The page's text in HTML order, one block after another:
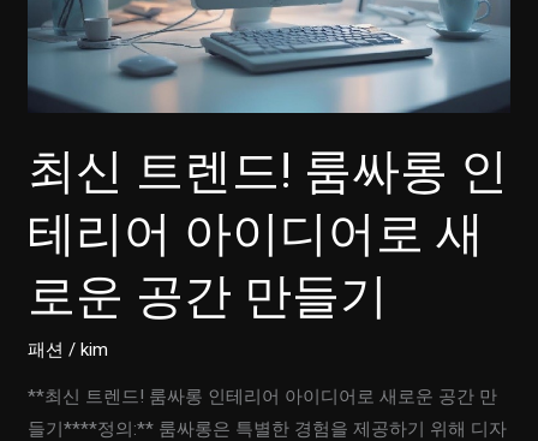
최신 트렌드! 룸싸롱 인
테리어 아이디어로 새
로운 공간 만들기
패션 /kim
**최신 트렌드! 룸싸롱 인테리어 아이디어로 새로운 공간 만
들기****정의:** 룸싸롱은 특별한 경험을 제공하기 위해 디자